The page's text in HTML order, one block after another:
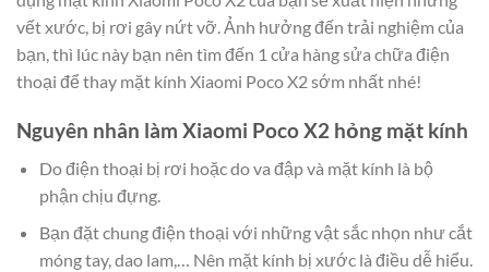
vết xước, bị rơi gây nứt vỡ. Ảnh hưởng đến trải nghiệm của
bạn, thì lúc này bạn nên tìm đến 1 cửa hàng sửa chữa điện
thoại để thay mặt kính Xiaomi Poco X2 sớm nhất nhé!
Nguyên nhân làm Xiaomi Poco X2 hỏng mặt kính
Do điện thoại bị rơi hoặc do va đập và mặt kính là bộ
phận chịu đựng.
Bạn đặt chung điện thoại với những vật sắc nhọn như cắt
móng tay, dao lam,… Nên mặt kính bị xước là điều dễ hiểu.